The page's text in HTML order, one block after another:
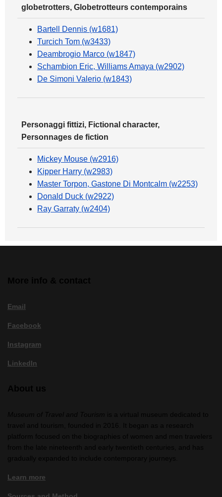
globetrotters, Globetrotteurs contemporains
Bartell Dennis (w1681)
Turcich Tom (w3433)
Deambrogio Marco (w1847)
Schambion Eric, Williams Amaya (w2902)
De Simoni Valerio (w1843)
Personaggi fittizi, Fictional character,
Personnages de fiction
Mickey Mouse (w2916)
Kipper Harry (w2983)
Master Torpon, Gastone Di Montcalm (w2253)
Donald Duck (w2922)
Ray Garraty (w2404)
Email
Facebook
Instagram
LinkedIn
Learn more